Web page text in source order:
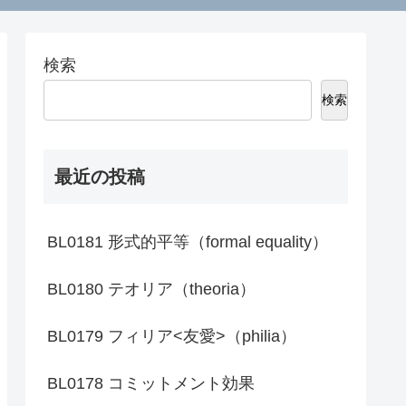
検索
検索
最近の投稿
BL0181 形式的平等（formal equality）
BL0180 テオリア（theoria）
BL0179 フィリア<友愛>（philia）
BL0178 コミットメント効果